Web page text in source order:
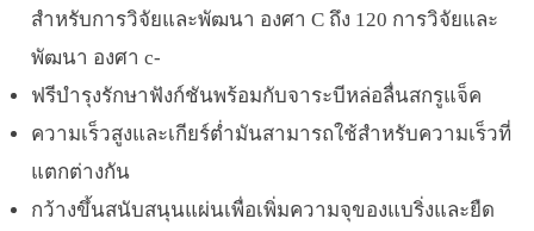
สำหรับการวิจัยและพัฒนา องศา C ถึง 120 การวิจัยและ
พัฒนา องศา c-
ฟรีบำรุงรักษาฟังก์ชันพร้อมกับจาระบีหล่อลื่นสกรูแจ็ค
ความเร็วสูงและเกียร์ต่ำมันสามารถใช้สำหรับความเร็วที่
แตกต่างกัน
กว้างขึ้นสนับสนุนแผ่นเพื่อเพิ่มความจุของแบริ่งและยืด